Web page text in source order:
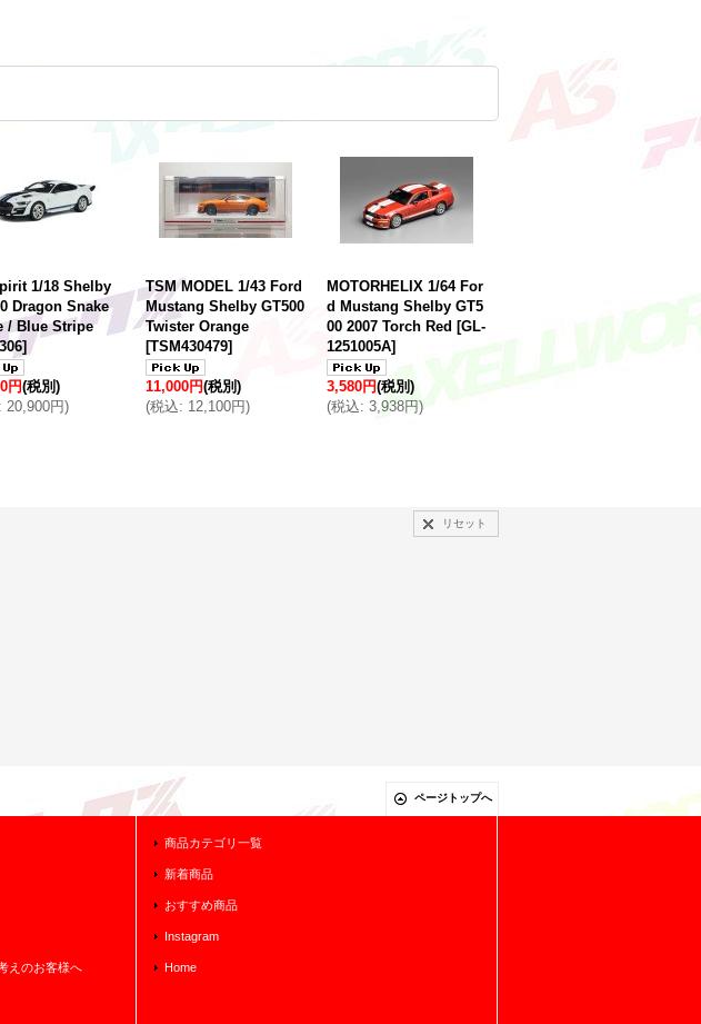
1/18 Shelby
Dragon Snake
/ Blue Stripe
]
円(税別)
: 20,900円)
TSM MODEL 1/43 Ford
Mustang Shelby GT500
Twister Orange
[TSM430479]
11,000円(税別)
(税込: 12,100円)
MOTORHELIX 1/64 For
d Mustang Shelby GT5
00 2007 Torch Red [GL-
1251005A]
3,580円(税別)
(税込: 3,938円)
リセット
ページトップへ
えのお客様へ
商品カテゴリ一覧
新着商品
おすすめ商品
Instagram
Home